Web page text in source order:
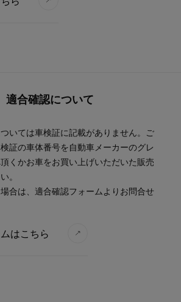
適合確認について
いては車検証に記載がありません。ご
証の車体番号を自動車メーカーのグレ
くかお車をお買い上げいただいた販売
。
合は、適合確認フォームよりお問合せ
はこちら